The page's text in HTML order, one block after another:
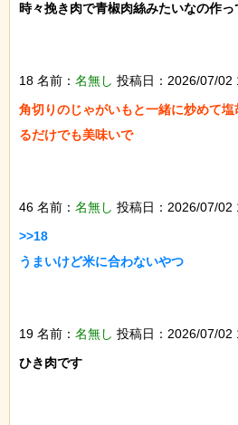
時々挽き肉で青椒肉絲みたいなの作っ
18 名前： 名無し 投稿日：2026/07/02
角切りのじゃがいもと一緒に炒めて
るだけでも美味いで
46 名前： 名無し 投稿日：2026/07/02
>>18
うまいけど米に合わないやつ
19 名前： 名無し 投稿日：2026/07/02
ひき肉です